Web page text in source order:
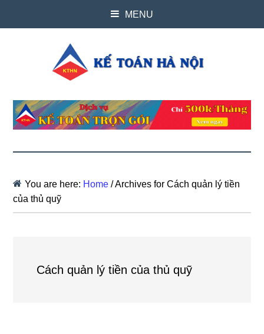
MENU
You are here: Home /Archives for Cách quản lý tiền
của thủ quỹ
Cách quản lý tiền của thủ quỹ